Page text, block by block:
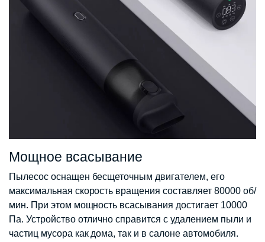
Мощное всасывание
Пылесос оснащен бесщеточным двигателем, его
максимальная скорость вращения составляет 80000 об/
мин. При этом мощность всасывания достигает 10000
Па. Устройство отлично справится с удалением пыли и
частиц мусора как дома, так и в салоне автомобиля.